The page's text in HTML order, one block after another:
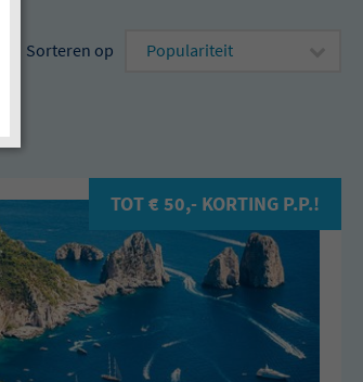
Sorteren op
TOT € 50,- KORTING P.P.!